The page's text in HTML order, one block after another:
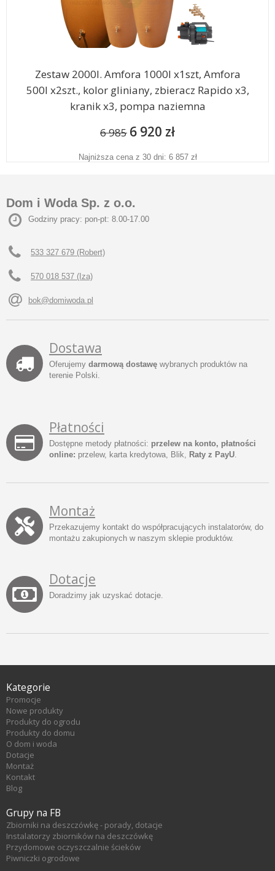
Zestaw 2000l. Amfora 1000l x1szt, Amfora
500l x2szt., kolor gliniany, zbieracz Rapido x3,
kranik x3, pompa naziemna
6 985 6 920 zł
Najniższa cena z 30 dni: 6 857 zł
Dom i Woda Sp. z o.o.
Godziny pracy: pon-pt: 8.00-17.00
533 327 679 (Robert)
570 018 537 (Iza)
bok@domiwoda.pl
Dostawa
Oferujemy darmową dostawę wybranych produktów na
terenie Polski.
Płatności
Dostępne metody płatności: przelew na konto, płatności
online: przelew, karta kredytowa, Blik, Raty z PayU
Montaż
Przekazujemy kontakt do współpracujących instalatorów, do
montażu zakupionych w naszym sklepie produktów.
Dotacje
Doradzimy jak uzyskać dotacje.
Kategorie
Promocje
Nowe produkty
Produkty do ogrodu
Produkty do domu
O dom i woda
Dotacje
Montaż
Kontakt
Blog
Grupy na FB
Zbiorniki na deszczówkę - porady, dotacje
Instalatorzy zbiorników na deszczówkę
Przydomowe oczyszczalnie ścieków
Piwniczki ogrodowe